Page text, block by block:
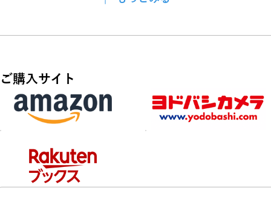
5 東方の雷鳴(97分 モノクロ 1952年)
9 凸凹外人部隊(79分 モノクロ 1950年)
10 鉄仮面(72分 モノクロ 1929年)
JAN：4959321955161
ご購入サイト